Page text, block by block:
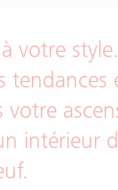
votre
tendances
votre
intérieur